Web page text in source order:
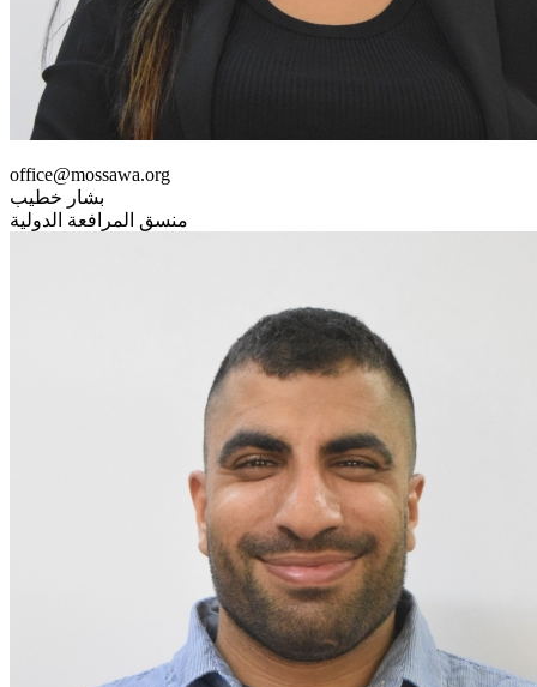
office@mossawa.org
بشار خطيب
منسق المرافعة الدولية